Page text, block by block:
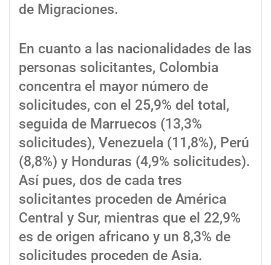
de Migraciones.
En cuanto a las nacionalidades de las
personas solicitantes, Colombia
concentra el mayor número de
solicitudes, con el 25,9% del total,
seguida de Marruecos (13,3%
solicitudes), Venezuela (11,8%), Perú
(8,8%) y Honduras (4,9% solicitudes).
Así pues, dos de cada tres
solicitantes proceden de América
Central y Sur, mientras que el 22,9%
es de origen africano y un 8,3% de
solicitudes proceden de Asia.